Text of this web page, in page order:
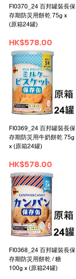
FI0370_24 百邦罐裝長保
存期防災用餅乾 75g x
(原箱24罐)
Price
HK$578.00
FI0369_24 百邦罐裝長保
存期防災用牛奶餅乾 75g
x (原箱24罐)
Price
HK$578.00
FI0368_24 百邦罐裝長保
存期防災用餅乾 / 糖
100g x (原箱24罐)